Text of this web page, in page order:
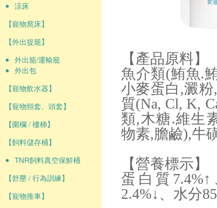
涼床
【寵物窩床】
【外出提籠】
外出籠/運輸籠
外出包
【寵物飲水器】
【寵物頸套、頭套】
【圍欄 / 樓梯】
【飼料儲存桶】
TNR飼料真空保鮮桶
【舒壓 / 行為訓練】
【寵物推車】
【產品原料】
魚介類(鮪魚.
小麥蛋白,澱
質(Na, Cl, K,
類,木糖.維生
物素,膽鹼),牛
【營養標示】
蛋白質
2.4%↓、水分